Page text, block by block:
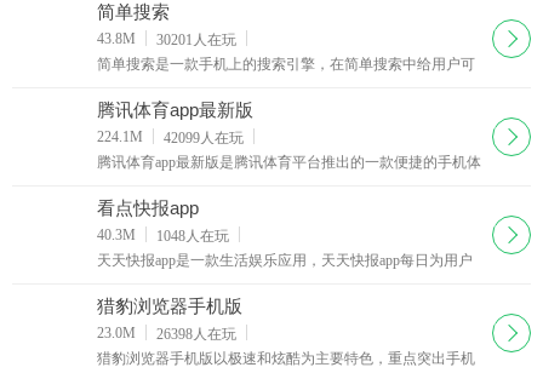
简单搜索
43.8M 30201 人在玩
简单搜索是一款手机上的搜索引擎，在简单搜索中给用户可
体验上还是很不错的，有需要上网的用户快来西西简单搜索
专区下载
下载
腾讯体育app最新版
224.1M 42099人在玩
腾讯体育app最新版是腾讯体育平台推出的一款便捷的手机体
也能第一时间了解最新体育新闻动态。
下载
看点快报app
40.3M 1048人在玩
天天快报app是一款生活娱乐应用，天天快报app每日为用户
论，有不少内涵的神吐糟回复，还能在在图片中加入贴图与
下载
猎豹浏览器手机版
23.0M 26398人在玩
猎豹浏览器手机版以极速和炫酷为主要特色，重点突出手机
下载